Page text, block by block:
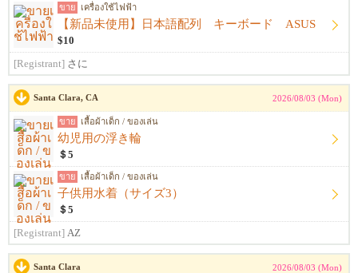
ขาย เครื่องใช้ไฟฟ้า
【新品未使用】日本語配列 キーボード ASUS
$10
[Registrant] さに
Santa Clara, CA 2026/08/03 (Mon)
ขาย เสื้อผ้าเด็ก / ของเล่น
幼児用の浮き輪
＄5
ขาย เสื้อผ้าเด็ก / ของเล่น
子供用水着（サイズ3）
＄5
[Registrant] AZ
Santa Clara 2026/08/03 (Mon)